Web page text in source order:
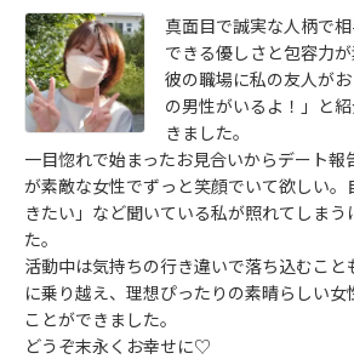
真面目で誠実な人柄で
できる優しさと包容力が
彼の職場に私の友人が
の男性がいるよ！」と
きました。
一目惚れで始まったお見合いからデート
が素敵な女性でずっと笑顔でいて欲しい。
きたい」など聞いている私が照れてしまう
た。
活動中は気持ちの行き違いで落ち込むこと
に乗り越え、理想ぴったりの素晴らしい女
ことができました。
どうぞ末永くお幸せに♡